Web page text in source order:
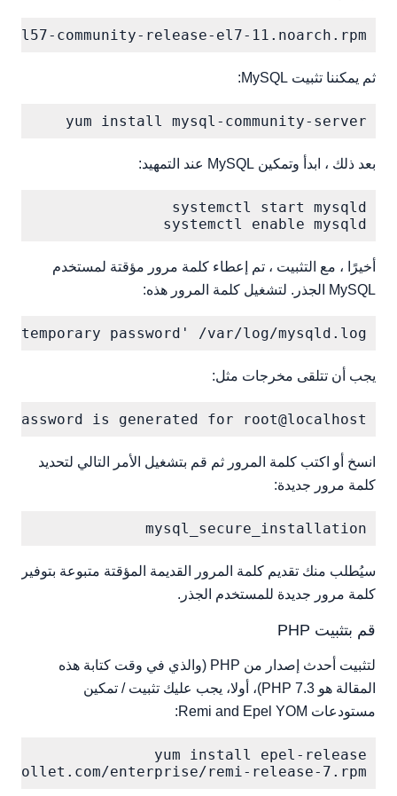
community-release-el7-11.noarch.rpm
ثم يمكننا تثبيت MySQL:
yum install mysql-community-server
بعد ذلك ، ابدأ وتمكين MySQL عند التمهيد:
systemctl enable mysqld
أخيرًا ، مع التثبيت ، تم إعطاء كلمة مرور مؤقتة لمستخدم
MySQL الجذر. لتشغيل كلمة المرور هذه:
'temporary password' /var/log/mysqld.log
يجب أن تتلقى مخرجات مثل:
is generated for root@localhost: ************
انسخ أو اكتب كلمة المرور ثم قم بتشغيل الأمر التالي لتحديد
كلمة مرور جديدة:
mysql_secure_installation
سيُطلب منك تقديم كلمة المرور القديمة المؤقتة متبوعة بتوفير
كلمة مرور جديدة للمستخدم الجذر.
قم بتثبيت PHP
لتثبيت أحدث إصدار من PHP (والذي في وقت كتابة هذه
المقالة هو PHP 7.3)، أولا، يجب عليك تثبيت / تمكين
مستودعات Remi and Epel YOM:
enterprise/remi-release-7.rpm